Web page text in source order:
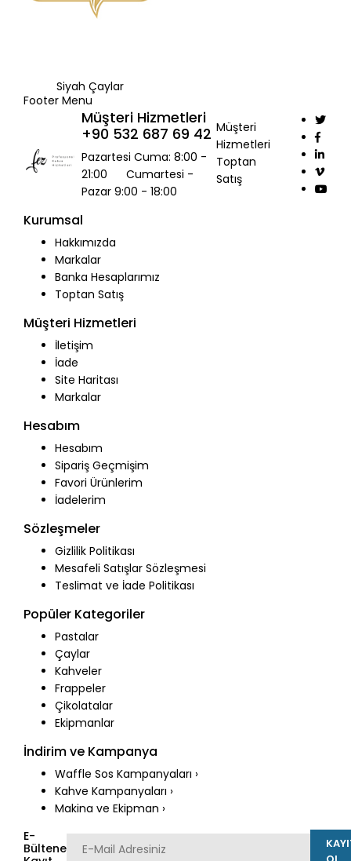
Siyah Çaylar
Footer Menu
Müşteri Hizmetleri
+90 532 687 69 42
Pazartesi Cuma: 8:00 -
21:00 Cumartesi -
Pazar 9:00 - 18:00
Müşteri
Hizmetleri
Toptan
Satış
Kurumsal
Hakkımızda
Markalar
Banka Hesaplarımız
Toptan Satış
Müşteri Hizmetleri
İletişim
İade
Site Haritası
Markalar
Hesabım
Hesabım
Sipariş Geçmişim
Favori Ürünlerim
İadelerim
Sözleşmeler
Gizlilik Politikası
Mesafeli Satışlar Sözleşmesi
Teslimat ve İade Politikası
Popüler Kategoriler
Pastalar
Çaylar
Kahveler
Frappeler
Çikolatalar
Ekipmanlar
İndirim ve Kampanya
Waffle Sos Kampanyaları ›
Kahve Kampanyaları ›
Makina ve Ekipman ›
E-
Bültene